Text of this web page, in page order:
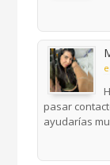
pasar
ayudarías